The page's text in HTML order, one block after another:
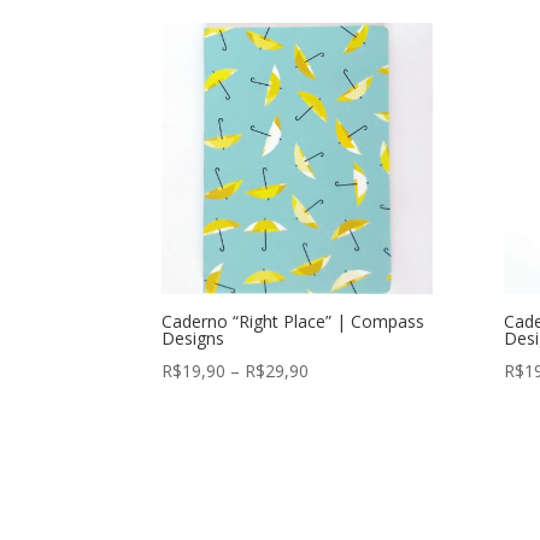
R$19,90
através
R$29,90
Caderno “Right Place” | Compass
Designs
R$19,90 – R$29,90
R$